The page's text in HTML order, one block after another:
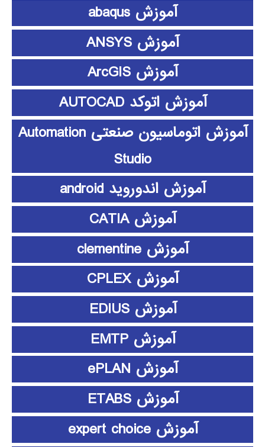
آموزش abaqus
آموزش ANSYS
آموزش ArcGIS
آموزش اتوکد AUTOCAD
آموزش اتوماسیون صنعتی Automation
Studio
آموزش اندوروید android
آموزش CATIA
آموزش clementine
آموزش CPLEX
آموزش EDIUS
آموزش EMTP
آموزش ePLAN
آموزش ETABS
آموزش expert choice